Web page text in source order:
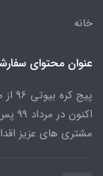
خانه
عنوان محتوای
مشتری های عزیز